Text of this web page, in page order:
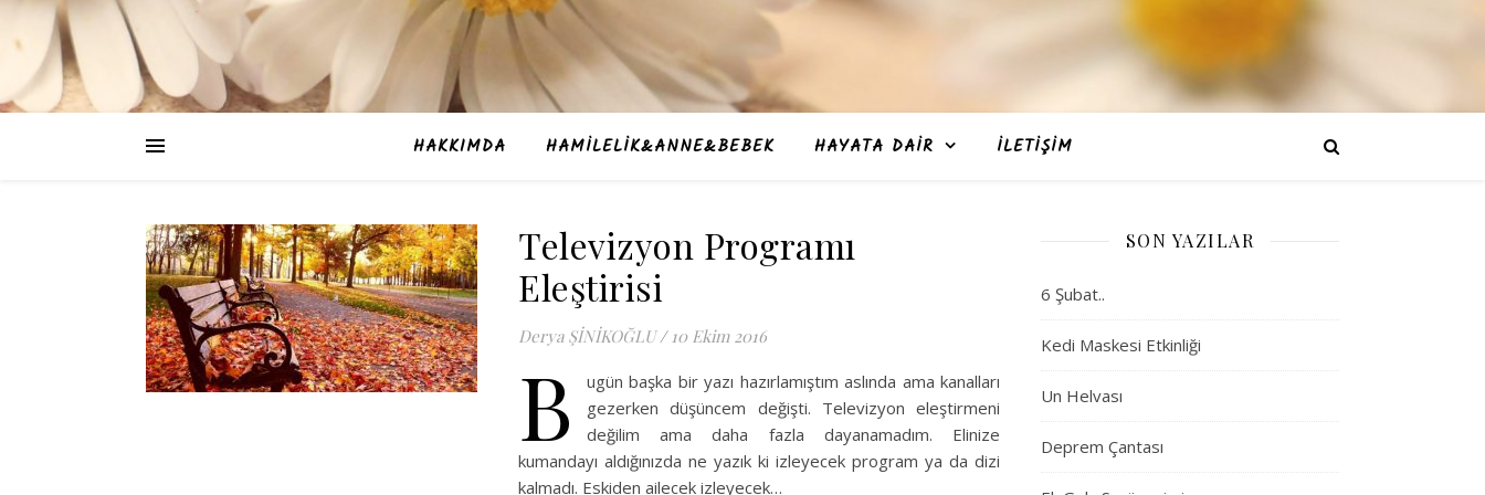
HAKKIMDA HAMILELIK&ANNE&BEBEK HAYATA DAIR İLETIŞIM
Televizyon Programı
Eleştirisi
Derya ŞİNİKOĞLU / 10 Ekim 2016
B
ugün başka bir yazı hazırlamıştım aslında ama kanalları
gezerken düşüncem değişti. Televizyon eleştirmeni
değilim ama daha fazla dayanamadım. Elinize
kumandayı aldığınızda ne yazık ki izleyecek program ya da dizi
kalmadı. Eskiden ailecek izleyecek…
SON YAZILAR
6 Şubat..
Kedi Maskesi Etkinliği
Un Helvası
Deprem Çantası